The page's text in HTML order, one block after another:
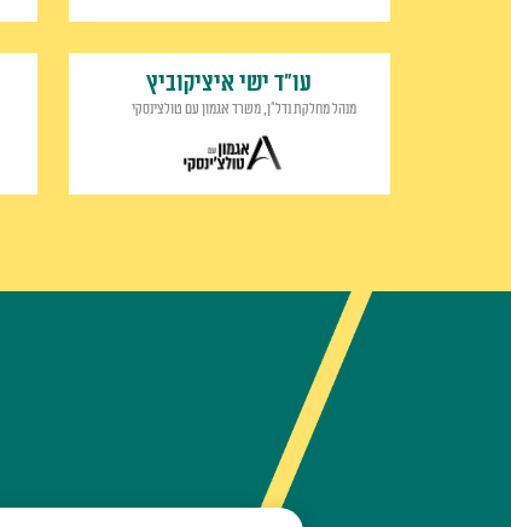
עו"ד ישי איציקוביץ
מנהל מחלקת נדל"ן, משרד אגמון עם טולצינסקי